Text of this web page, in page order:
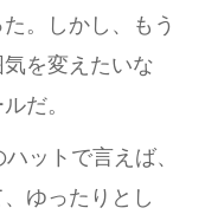
。しかし、もう
を変えたいな
だ。
ットで言えば、
ゆったりとし